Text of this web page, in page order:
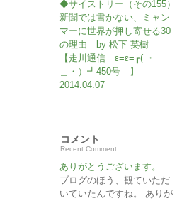
◆サイストリー（その155）
新聞では書かない、ミャン
マーに世界が押し寄せる30
の理由 by 松下 英樹
【走川通信 ε=ε=┏( ・
＿・）┛450号 】
2014.04.07
コメント
Recent Comment
ありがとうございます。
ブログのほう、観ていただ
いていたんですね。 ありが